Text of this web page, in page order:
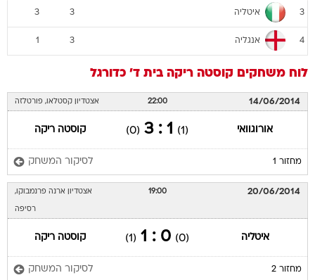
3 איטליה 3
3
4 אנגליה 3
1
לוח משחקים קוסטה ריקה בית ד' כדורגל
14/06/2014
22:00 אצטדיון קסטלאו, פורטלזה
אורוגוואי (1)
1 : 3
(0) קוסטה ריקה
מחזור 1 לסיקור המשחק
20/06/2014
19:00 אצטדיון ארנה פרנמבוקו,
רסיפה
איטליה (0)
0 : 1
(1) קוסטה ריקה
מחזור 2 לסיקור המשחק